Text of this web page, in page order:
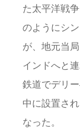
た太平洋戦
のようにシ
が、地元当
インドへと
鉄道でデリ
中に設置さ
なった。